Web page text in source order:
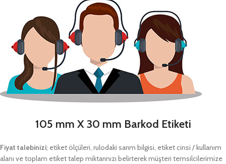
105 mm X 30 mm Barkod Etiketi
Fiyat talebinizi; etiket ölçüleri, rulodaki sarım bilgisi, etiket cinsi / kullanım
alanı ve toplam etiket talep miktarınızı belirterek müşteri temsilcilerimize